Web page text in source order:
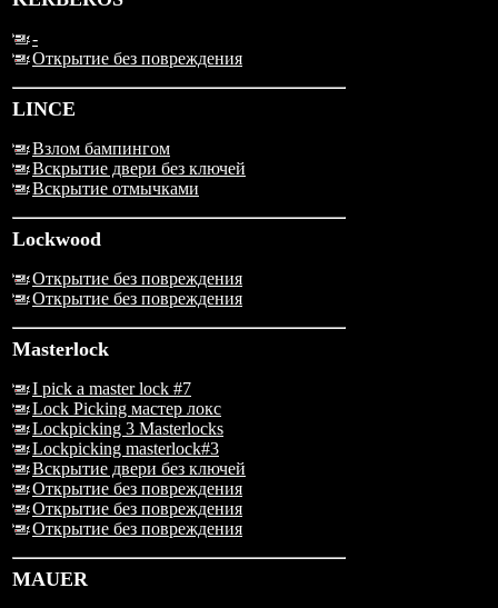
-
Открытие без повреждения
LINCE
Взлом бампингом
Вскрытие двери без ключей
Вскрытие отмычками
Lockwood
Открытие без повреждения
Открытие без повреждения
Masterlock
I pick a master lock #7
Lock Picking мастер локс
Lockpicking 3 Masterlocks
Lockpicking masterlock#3
Вскрытие двери без ключей
Открытие без повреждения
Открытие без повреждения
Открытие без повреждения
MAUER